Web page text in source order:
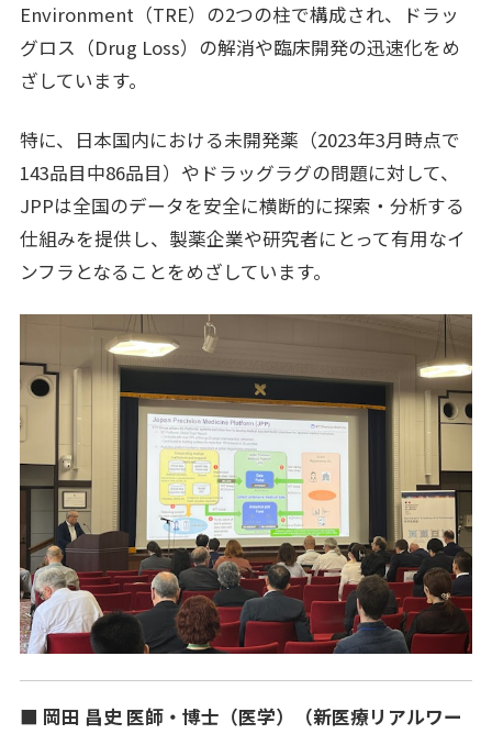
Environment（TRE）の2つの柱で構成され、ドラッ
グロス（Drug Loss）の解消や臨床開発の迅速化をめ
ざしています。
特に、日本国内における未開発薬（2023年3月時点で
143品目中86品目）やドラッグラグの問題に対して、
JPPは全国のデータを安全に横断的に探索・分析する
仕組みを提供し、製薬企業や研究者にとって有用なイ
ンフラとなることをめざしています。
■ 岡田 昌史 医師・博士（医学）（新医療リアルワー